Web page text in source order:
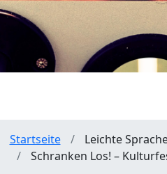
Pfadnavigation
Startseite
Leichte
Schranken Los! –